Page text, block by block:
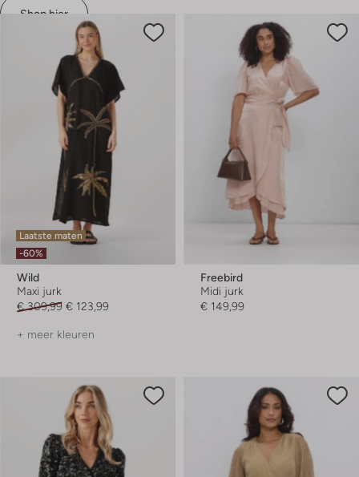
Shop hier
Laatste maten
-60%
Wild
Maxi jurk
€ 309,99 € 123,99
+ meer kleuren
Freebird
Midi jurk
€ 149,99